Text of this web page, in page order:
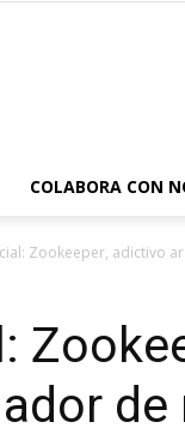
COLABORA CON
Zookeeper, adictivo
de